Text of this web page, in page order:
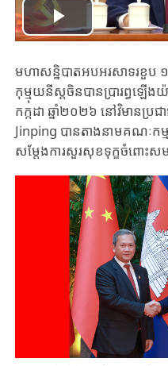
Play
Video
មហាសន្និបាតអបអរសាទរខួប ១០
កុម្មុយនីស្តចិនបាន​ប្រារព្ធឡើ
កក្កដា ឆ្នាំ២០២៦ នៅវិមានប្
Jinping បានតាងនាមគណៈកម្
សម្តែង​ការ​សួរ​សុខ​ទុក្ខ​ចំពោះស